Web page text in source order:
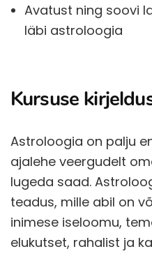
Avatust ning soovi
läbi astroloogia
Kursuse
Astroloogia on palju
ajalehe veergudelt
lugeda saad.
teadus, mille abil on
inimese iseloomu,
elukutset, rahalist ja